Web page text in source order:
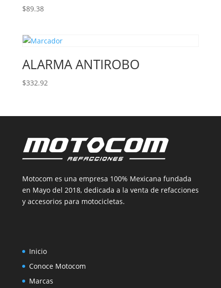
$89.38
ALARMA ANTIROBO
$332.92
Motocom es una empresa 100% Mexicana fundada
en Mayo del 2018, dedicada a la venta de refacciones
y accesorios para motocicletas.
Inicio
Conoce Motocom
Marcas